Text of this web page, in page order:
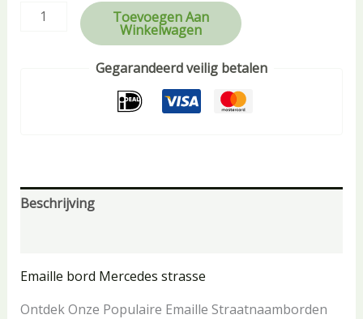
Toevoegen Aan
Winkelwagen
Gegarandeerd veilig betalen
Beschrijving
Emaille bord Mercedes strasse
Ontdek Onze Populaire Emaille Straatnaamborden